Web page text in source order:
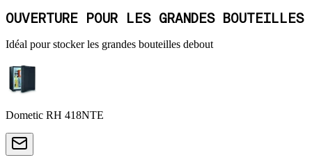
OUVERTURE POUR LES GRANDES BOUTEILLES
Idéal pour stocker les grandes bouteilles debout
Dometic RH 418NTE